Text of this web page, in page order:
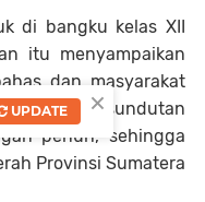
di bangku kelas XII
itu menyampaikan
dan masyarakat
Hasundutan
penuh, sehingga
Provinsi Sumatera
×
UPDATE